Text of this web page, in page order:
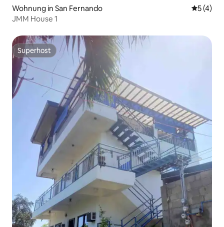
Wohnung in San Fernando
5 (4)
JMM House 1
Superhost
Superhost